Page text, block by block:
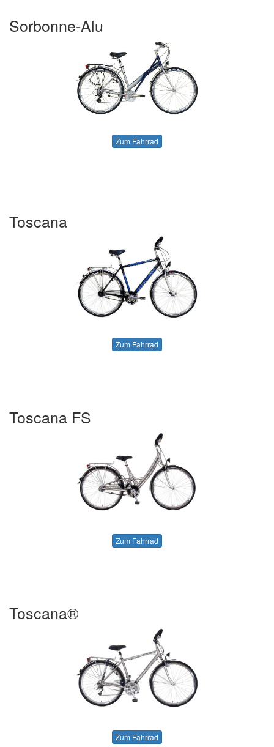
Sorbonne-Alu
Zum Fahrrad
Toscana
Zum Fahrrad
Toscana FS
Zum Fahrrad
Toscana®
Zum Fahrrad